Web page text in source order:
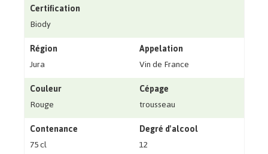
Certification
Biody
Région
Jura
Appelation
Vin de France
Couleur
Rouge
Cépage
trousseau
Contenance
75 cl
Degré d'alcool
12